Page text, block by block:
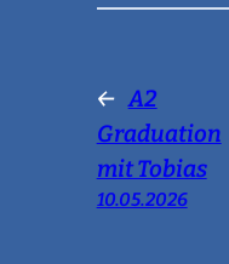
← A2
Graduation
mit Tobias
10.05.2026